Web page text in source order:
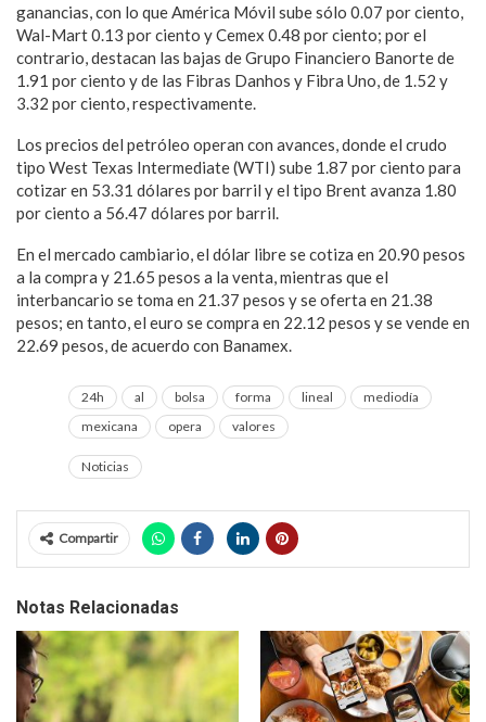
ganancias, con lo que América Móvil sube sólo 0.07 por ciento,
Wal-Mart 0.13 por ciento y Cemex 0.48 por ciento; por el
contrario, destacan las bajas de Grupo Financiero Banorte de
1.91 por ciento y de las Fibras Danhos y Fibra Uno, de 1.52 y
3.32 por ciento, respectivamente.
Los precios del petróleo operan con avances, donde el crudo
tipo West Texas Intermediate (WTI) sube 1.87 por ciento para
cotizar en 53.31 dólares por barril y el tipo Brent avanza 1.80
por ciento a 56.47 dólares por barril.
En el mercado cambiario, el dólar libre se cotiza en 20.90 pesos
a la compra y 21.65 pesos a la venta, mientras que el
interbancario se toma en 21.37 pesos y se oferta en 21.38
pesos; en tanto, el euro se compra en 22.12 pesos y se vende en
22.69 pesos, de acuerdo con Banamex.
24h al bolsa forma lineal
mediodía
mexicana
opera valores
Noticias
Compartir
Notas Relacionadas